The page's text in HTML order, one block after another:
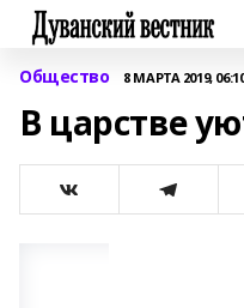
Общество 8 МАРТА 2019,
В царстве